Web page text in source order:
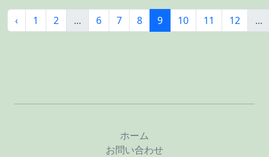
‹ 1 2 ... 6 7 8 9 10 11 12 ...
ホーム
お問い合わせ